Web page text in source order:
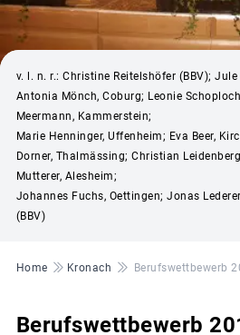
v. l. n. r.: Christine Reitelshöfer (BBV);
Antonia Mönch, Coburg; Leonie
Meermann, Kammerstein;
Marie Henninger, Uffenheim; Eva Beer,
Dorner, Thalmässing; Christian
Mutterer, Alesheim;
Johannes Fuchs, Oettingen; Jonas
(BBV)
Pfadnavigation
Home Kronach Berufswettbewerb
Berufswettbewerb